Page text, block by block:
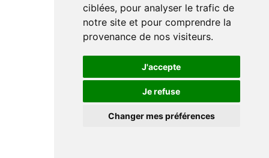
ciblées, pour analyser le trafic de
notre site et pour comprendre la
provenance de nos visiteurs.
J'accepte
Je refuse
Changer mes préférences